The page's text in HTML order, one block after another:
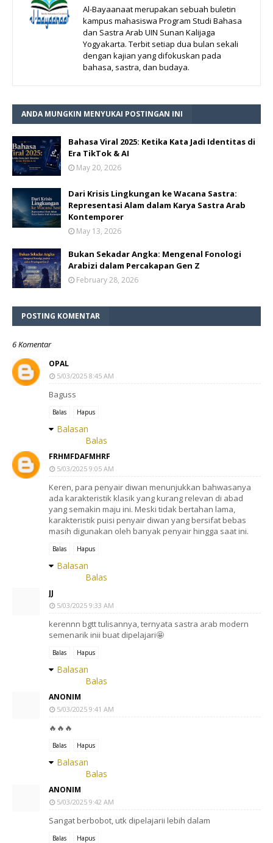
Al-Bayaanaat merupakan sebuah buletin
kampus mahasiswa Program Studi Bahasa
dan Sastra Arab UIN Sunan Kalijaga
Yogyakarta. Terbit setiap dua bulan sekali
dengan kajian yang difokuskan pada
bahasa, sastra, dan budaya.
ANDA MUNGKIN MENYUKAI POSTINGAN INI
Bahasa Viral 2025: Ketika Kata Jadi Identitas di
Era TikTok & AI
May 20, 2026
Dari Krisis Lingkungan ke Wacana Sastra:
Representasi Alam dalam Karya Sastra Arab
Kontemporer
May 13, 2026
Bukan Sekadar Angka: Mengenal Fonologi
Arabizi dalam Percakapan Gen Z
February 28, 2026
POSTING KOMENTAR
6 Komentar
OPAL
5/03/2025 8:45 AM
Baguss
Balas Hapus
Balasan
Balas
FRHMFDAFMHRF
5/03/2025 9:05 AM
Keren, para penyair diwan menunjukkan bahwasanya
ada karakteristik klasik yang kurang relevan di abad
yang semakin maju ini. Meski tidak bertahan lama,
karakteristik puisi penyair diwan yang bersifat bebas
masih digunakan oleh banyak penyair hingga saat ini.
Balas Hapus
Balasan
Balas
JJ
5/03/2025 9:33 AM
kerennn bgtt tulisannya, ternyata sastra arab modern
semenarik inii buat dipelajari🤩
Balas Hapus
Balasan
Balas
ANONIM
5/03/2025 9:41 AM
🔥🔥🔥
Balas Hapus
Balasan
Balas
ANONIM
5/03/2025 9:42 AM
Sangat berbobot, utk dipelajarii lebih dalam
Balas Hapus